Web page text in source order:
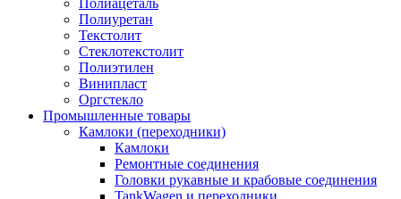
Полиацеталь
Полиуретан
Текстолит
Стеклотекстолит
Полиэтилен
Винипласт
Оргстекло
Промышленные товары
Камлоки (переходники)
Камлоки
Ремонтные соединения
Головки рукавные и крабовые соединения
TankWagen и переходники